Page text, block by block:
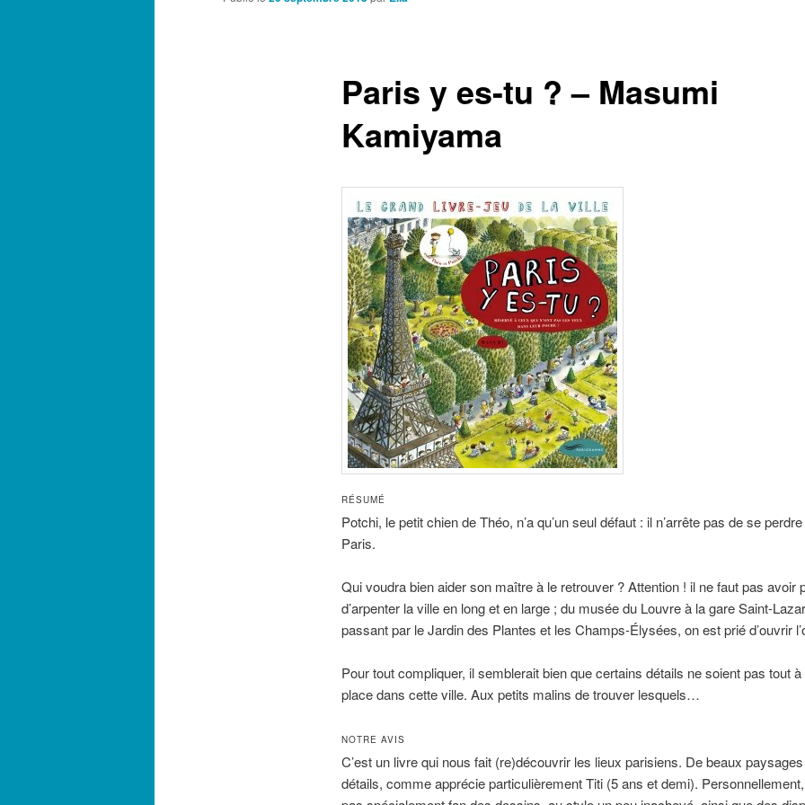
Paris y es-tu ? – Masumi
Kamiyama
RÉSUMÉ
Potchi, le petit chien de Théo, n’a qu’un seul défaut : il n’arrête pas de se
Paris.
Qui voudra bien aider son maître à le retrouver ? Attention ! il ne faut pas avoir
d’arpenter la ville en long et en large ; du musée du Louvre à la gare Saint-
passant par le Jardin des Plantes et les Champs-Élysées, on est prié d’ouvrir
Pour tout compliquer, il semblerait bien que certains détails ne soient pas tout à
place dans cette ville. Aux petits malins de trouver lesquels…
NOTRE AVIS
C’est un livre qui nous fait (re)découvrir les lieux parisiens. De beaux
détails, comme apprécie particulièrement Titi (5 ans et demi).